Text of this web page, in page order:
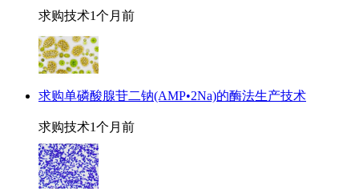
求购技术1个月前
求购单磷酸腺苷二钠(AMP•2Na)的酶法生产技术
求购技术1个月前